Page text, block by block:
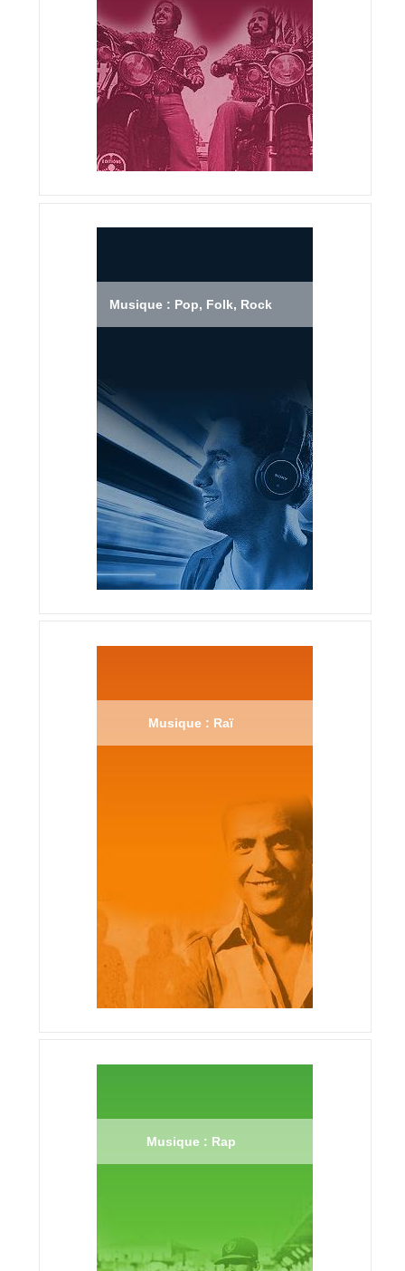
Musique : Pop, Folk, Rock
Musique : Raï
Musique : Rap